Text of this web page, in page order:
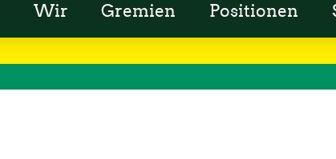
Wir Gremien Positionen